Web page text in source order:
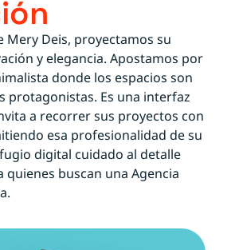
Mery Deis, proyectamos su
y elegancia. Apostamos por
donde los espacios son
protagonistas. Es una interfaz
a recorrer sus proyectos con
esa profesionalidad de su
digital cuidado al detalle
quienes buscan una Agencia